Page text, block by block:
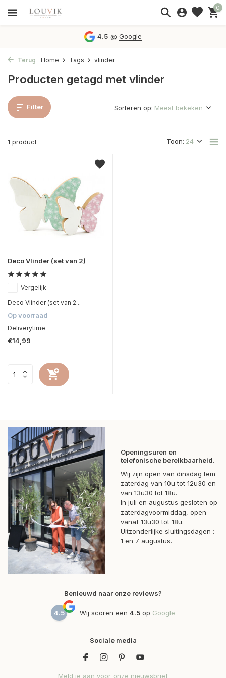
0
4.5 @Google
Terug Home Tags vlinder
Producten getagd met vlinder
Filter
1 product Toon:
Sorteren op:
Deco Vlinder (set van 2)
Vergelijk
Deco Vlinder (set van 2...
Op voorraad
Deliverytime
€14,99
Openingsuren en
telefonische bereikbaarheid.
Wij zijn open van dinsdag tem
zaterdag van 10u tot 12u30 en
van 13u30 tot 18u.
In juli en augustus gesloten op
zaterdagvoormiddag, open
vanaf 13u30 tot 18u.
Uitzonderlijke sluitingsdagen :
1 en 7 augustus.
Benieuwd naar onze reviews?
4.5 Wij scoren een 4.5 op Google
Sociale media
Meld je aan voor onze nieuwsbrief